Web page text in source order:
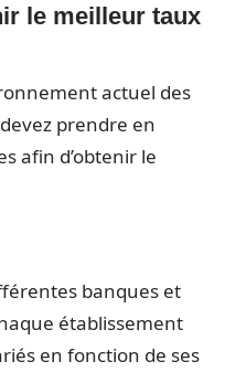
le meilleur taux
actuel des
prendre en
afin d’obtenir le
banques et
établissement
en fonction de ses